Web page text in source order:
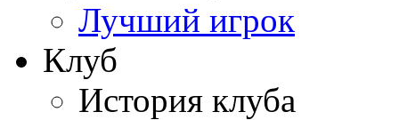
Лучший игрок
Клуб
История клуба